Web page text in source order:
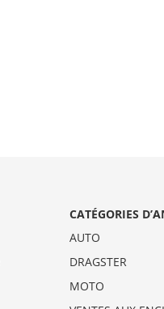
CATÉGORIES
AUTO
DRAGSTER
MOTO